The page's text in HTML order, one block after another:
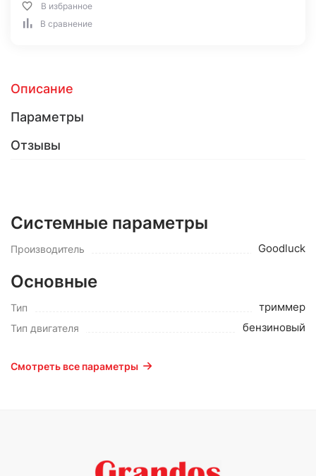
В избранное
В сравнение
Описание
Параметры
Отзывы
Системные параметры
Производитель Goodluck
Основные
Тип триммер
Тип двигателя бензиновый
Смотреть все параметры